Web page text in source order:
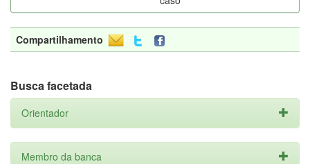
Compartilhamento
Busca facetada
Orientador
Membro da banca